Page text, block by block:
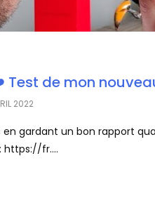
Test de mon
2022
en gardant un bon rapport
https://fr....